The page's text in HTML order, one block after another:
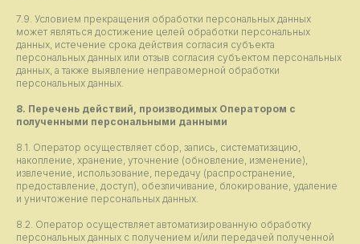
7.9. Условием прекращения обработки персональных данных
может являться достижение целей обработки персональных
данных, истечение срока действия согласия субъекта
персональных данных или отзыв согласия субъектом персональных
данных, а также выявление неправомерной обработки
персональных данных.
8. Перечень действий, производимых Оператором с
полученными персональными данными
8.1. Оператор осуществляет сбор, запись, систематизацию,
накопление, хранение, уточнение (обновление, изменение),
извлечение, использование, передачу (распространение,
предоставление, доступ), обезличивание, блокирование, удаление
и уничтожение персональных данных.
8.2. Оператор осуществляет автоматизированную обработку
персональных данных с получением и/или передачей полученной